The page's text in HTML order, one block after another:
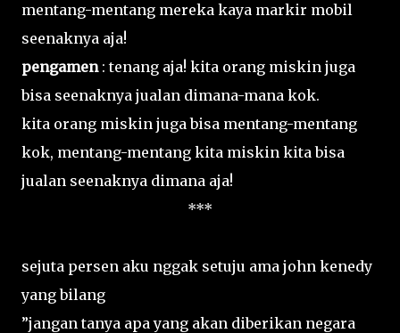
mentang-mentang mereka kaya markir mobil
seenaknya aja!
pengamen: tenang aja! kita orang miskin juga
bisa seenaknya jualan dimana-mana kok.
kita orang miskin juga bisa mentang-mentang
kok, mentang-mentang kita miskin kita bisa
jualan seenaknya dimana aja!
***
sejuta persen aku nggak setuju ama john kenedy
yang bilang
”jangan tanya apa yang akan diberikan negara